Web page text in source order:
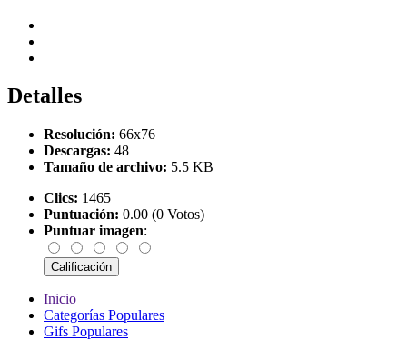
Detalles
Resolución: 66x76
Descargas: 48
Tamaño de archivo: 5.5 KB
Clics: 1465
Puntuación: 0.00 (0 Votos)
Puntuar imagen:
Inicio
Categorías Populares
Gifs Populares